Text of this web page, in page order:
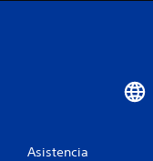
Asistencia